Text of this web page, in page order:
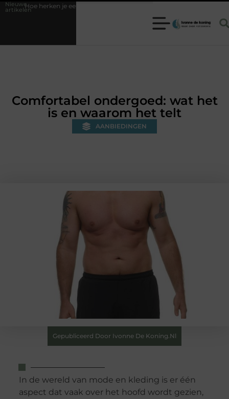
Nieuwe
artikelen
betrouwbare slotenmaker in Baarn en voorkom je onnodige kosten?
Comfortabel ondergoed: wat het
is en waarom het telt
AANBIEDINGEN
Gepubliceerd Door Ivonne De Koning.nl
In de wereld van mode en kleding is er één
aspect dat vaak over het hoofd wordt gezien,